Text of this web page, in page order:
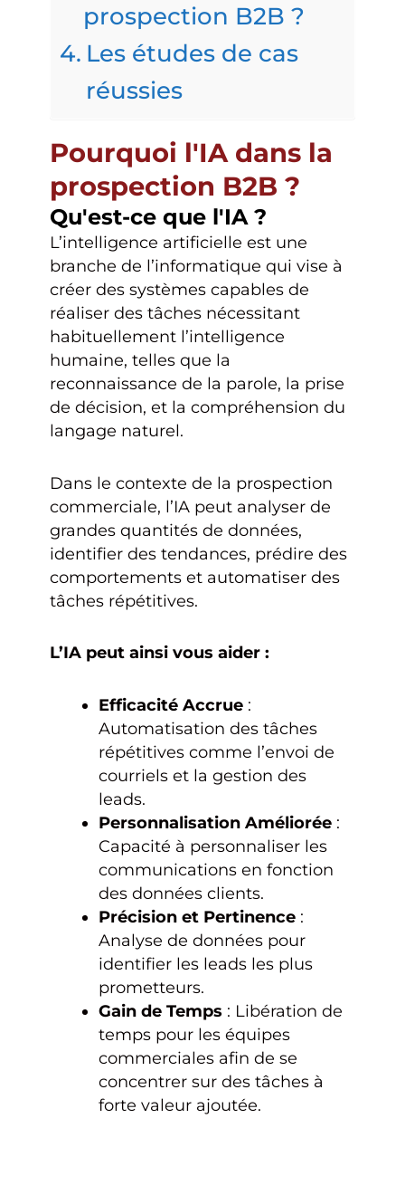
prospection B2B ?
Les études de cas
réussies
Pourquoi l'IA dans la
prospection B2B ?
Qu'est-ce que l'IA ?
L’intelligence artificielle est une
branche de l’informatique qui vise à
créer des systèmes capables de
réaliser des tâches nécessitant
habituellement l’intelligence
humaine, telles que la
reconnaissance de la parole, la prise
de décision, et la compréhension du
langage naturel.
Dans le contexte de la prospection
commerciale, l’IA peut analyser de
grandes quantités de données,
identifier des tendances, prédire des
comportements et automatiser des
tâches répétitives.
L’IA peut ainsi vous aider :
Efficacité Accrue:
Automatisation des tâches
répétitives comme l’envoi de
courriels et la gestion des
leads.
Personnalisation Améliorée:
Capacité à personnaliser les
communications en fonction
des données clients.
Précision et Pertinence:
Analyse de données pour
identifier les leads les plus
prometteurs.
Gain de Temps : Libération de
temps pour les équipes
commerciales afin de se
concentrer sur des tâches à
forte valeur ajoutée.